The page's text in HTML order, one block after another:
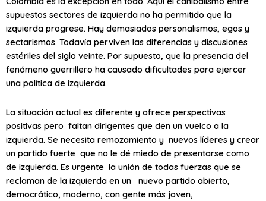
supuestos sectores de izquierda no ha permitido que la
izquierda progrese. Hay demasiados personalismos, egos y
sectarismos. Todavía perviven las diferencias y discusiones
estériles del siglo veinte. Por supuesto, que la presencia del
fenómeno guerrillero ha causado dificultades para ejercer
una política de izquierda.
La situación actual es diferente y ofrece perspectivas
positivas pero faltan dirigentes que den un vuelco a la
izquierda. Se necesita remozamiento y nuevos líderes y crear
un partido fuerte que no le dé miedo de presentarse como
de izquierda. Es urgente la unión de todas fuerzas que se
reclaman de la izquierda en un nuevo partido abierto,
democrático, moderno, con gente más joven,